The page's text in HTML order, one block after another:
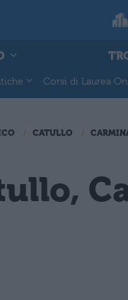
Corsi di Laurea
CATULLO